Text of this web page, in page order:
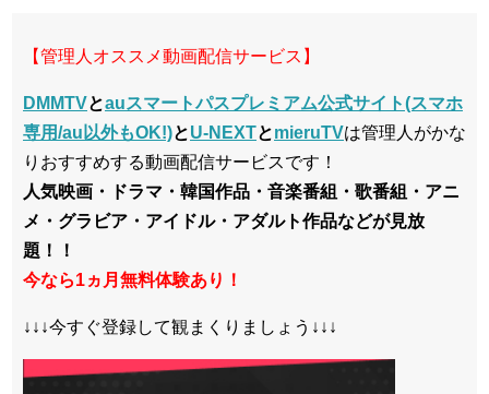
【管理人オススメ動画配信サービス】
DMMTVとauスマートパスプレミアム公式サイト(スマホ
専用/au以外もOK!)とU-NEXTとmieruTVは管理人がかな
りおすすめする動画配信サービスです！
人気映画・ドラマ・韓国作品・音楽番組・歌番組・アニ
メ・グラビア・アイドル・アダルト作品などが見放
題！！
今なら1ヵ月無料体験あり！
↓↓↓今すぐ登録して観まくりましょう↓↓↓